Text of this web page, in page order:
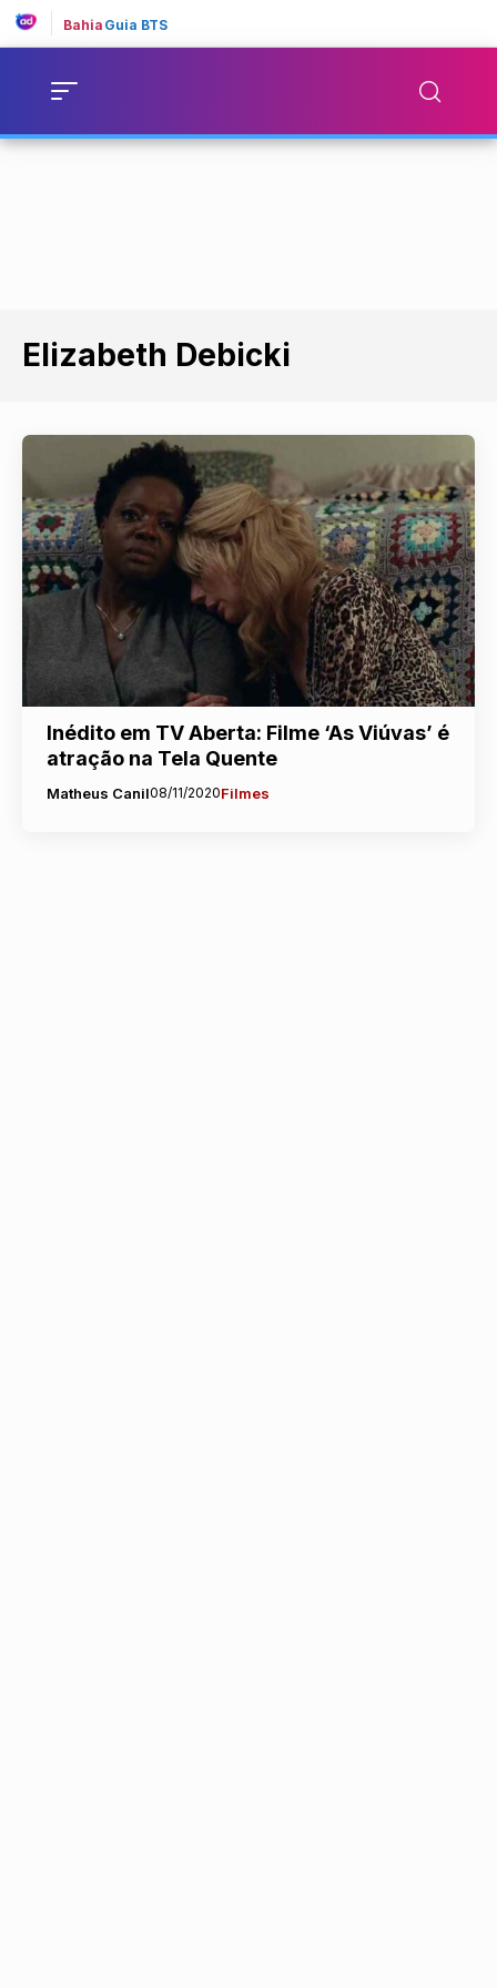
Bahia Guia BTS
Elizabeth Debicki
Inédito em TV Aberta: Filme ‘As Viúvas’ é
atração na Tela Quente
Matheus Canil08/11/2020Filmes